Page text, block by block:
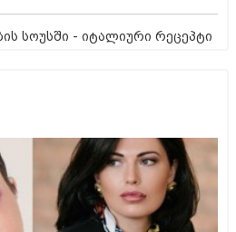
სოუსში - იტალიური რეცეპტი